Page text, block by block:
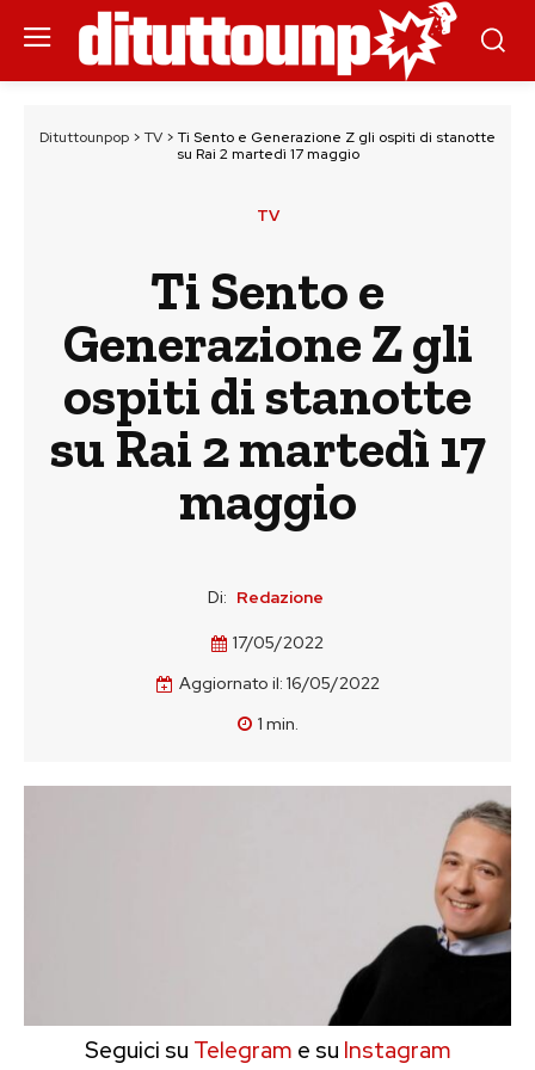
Dituttounpop > TV > Ti Sento e Generazione Z gli ospiti di stanotte
su Rai 2 martedì 17 maggio
TV
Ti Sento e
Generazione Z gli
ospiti di stanotte
su Rai 2 martedì 17
maggio
Di: Redazione
17/05/2022
Aggiornato il: 16/05/2022
1 min.
Seguici su Telegram e su Instagram